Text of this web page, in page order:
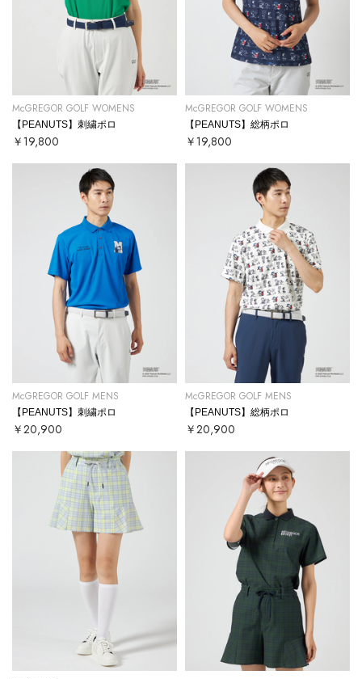
McGREGOR GOLF WOMENS
【PEANUTS】刺繍ポロ
￥19,800
McGREGOR GOLF WOMENS
【PEANUTS】総柄ポロ
￥19,800
McGREGOR GOLF MENS
【PEANUTS】刺繍ポロ
￥20,900
McGREGOR GOLF MENS
【PEANUTS】総柄ポロ
￥20,900